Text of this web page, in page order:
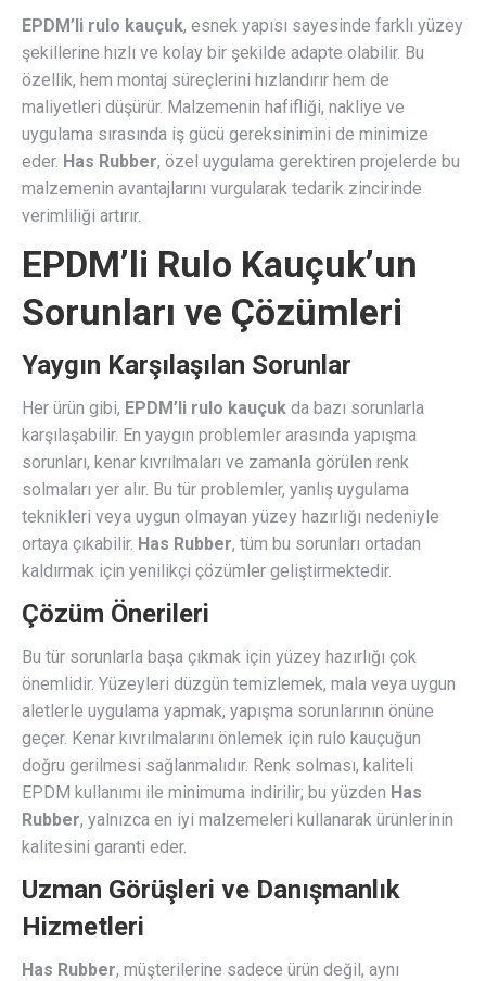
EPDM’li rulo kauçuk, esnek yapısı sayesinde farklı yüzey
şekillerine hızlı ve kolay bir şekilde adapte olabilir. Bu
özellik, hem montaj süreçlerini hızlandırır hem de
maliyetleri düşürür. Malzemenin hafifliği, nakliye ve
uygulama sırasında iş gücü gereksinimini de minimize
eder. Has Rubber, özel uygulama gerektiren projelerde bu
malzemenin avantajlarını vurgularak tedarik zincirinde
verimliliği artırır.
EPDM’li Rulo Kauçuk’un
Sorunları ve Çözümleri
Yaygın Karşılaşılan Sorunlar
Her ürün gibi, EPDM’li rulo kauçuk da bazı sorunlarla
karşılaşabilir. En yaygın problemler arasında yapışma
sorunları, kenar kıvrılmaları ve zamanla görülen renk
solmaları yer alır. Bu tür problemler, yanlış uygulama
teknikleri veya uygun olmayan yüzey hazırlığı nedeniyle
ortaya çıkabilir. Has Rubber, tüm bu sorunları ortadan
kaldırmak için yenilikçi çözümler geliştirmektedir.
Çözüm Önerileri
Bu tür sorunlarla başa çıkmak için yüzey hazırlığı çok
önemlidir. Yüzeyleri düzgün temizlemek, mala veya uygun
aletlerle uygulama yapmak, yapışma sorunlarının önüne
geçer. Kenar kıvrılmalarını önlemek için rulo kauçuğun
doğru gerilmesi sağlanmalıdır. Renk solması, kaliteli
EPDM kullanımı ile minimuma indirilir; bu yüzden Has
Rubber, yalnızca en iyi malzemeleri kullanarak ürünlerinin
kalitesini garanti eder.
Uzman Görüşleri ve Danışmanlık
Hizmetleri
Has Rubber, müşterilerine sadece ürün değil, aynı